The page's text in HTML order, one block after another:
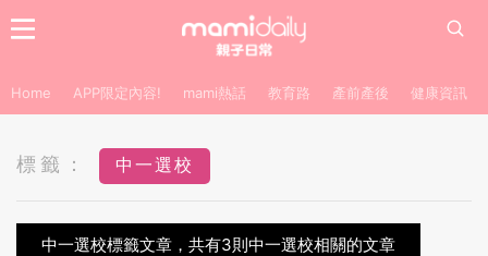
Home APP限定內容! mami熱話 教育路 產前產後 健康資訊
標籤： 中一選校
中一選校標籤文章，共有3則中一選校相關的文章